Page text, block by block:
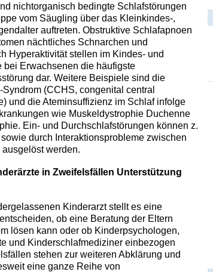
nichtorganisch bedingte Schlafstörungen
vom Säugling über das Kleinkindes-,
auftreten. Obstruktive Schlafapnoen
nächtliches Schnarchen und
Hyperaktivität stellen im Kindes- und
bei Erwachsenen die häufigste
dar. Weitere Beispiele sind die
(CCHS, congenital central
und die Ateminsuffizienz im Schlaf infolge
wie Muskeldystrophie Duchenne
Ein- und Durchschlafstörungen können z.
durch Interaktionsprobleme zwischen
werden.
in Zweifelsfällen Unterstützung
Kinderarzt stellt es eine
ob eine Beratung der Eltern
lösen kann oder ob Kinderpsychologen,
und Kinderschlafmediziner einbezogen
stehen zur weiteren Abklärung und
eine ganze Reihe von